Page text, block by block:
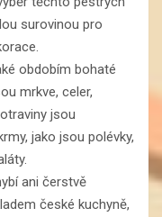
surovinou pro
obdobím bohaté
mrkve, celer,
jsou
jako jsou polévky,
ani čerstvě
české kuchyně,